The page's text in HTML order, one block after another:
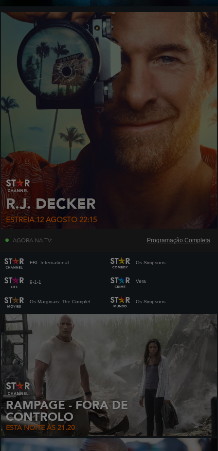
R.J. DECKER
ESTREIA 12 AGOSTO 22:15
AGORA NA TV: Programação Completa
FBI: International Os Simpsons
9-1-1 Vera
Os Simpsons
RAMPAGE - FORA DE
CONTROLO
ESTA NOITE ÀS 21.20